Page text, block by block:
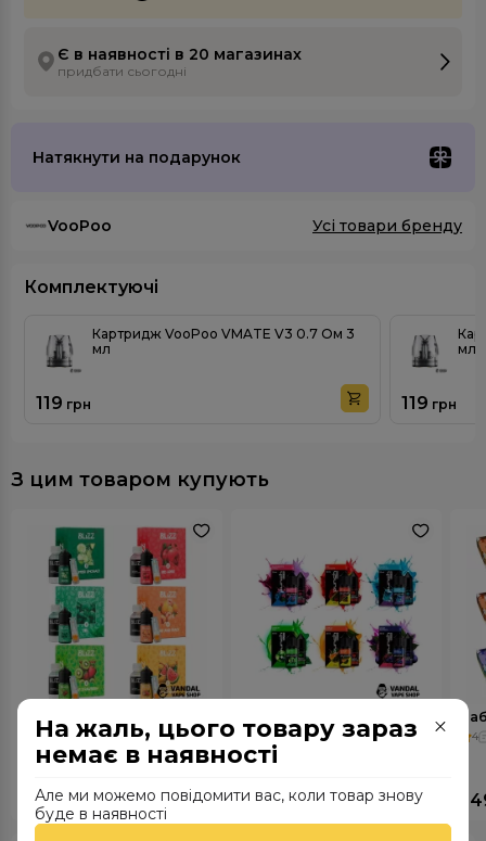
На жаль, цього товару зараз
немає в наявності
Але ми можемо повідомити вас, коли товар знову
буде в наявності
Є в наявності в 20 магазинах
придбати сьогодні
Натякнути на подарунок
VooPoo Усі товари бренду
Комплектуючі
Картридж VooPoo VMATE V3 0.7 Ом 3
мл
119 грн
мл
119 грн
З цим товаром купують
Набір Blizz Plus 30 мл
4 48
339грн
4 332
309грн
4